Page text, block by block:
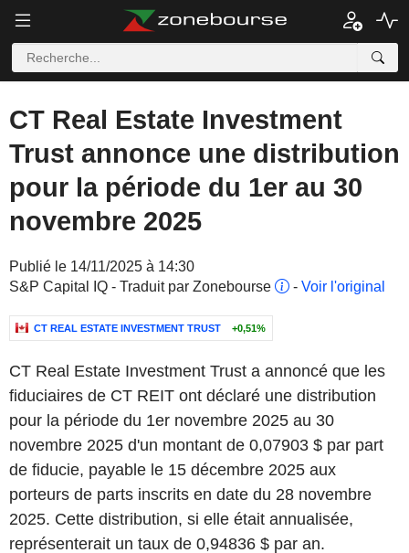
CT Real Estate Investment
Trust annonce une distribution
pour la période du 1er au 30
novembre 2025
Publié le 14/11/2025 à 14:30
S&P Capital IQ - Traduit par Zonebourse
- Voir l'original
CT REAL ESTATE INVESTMENT TRUST +0,51%
CT Real Estate Investment Trust a annoncé que les
fiduciaires de CT REIT ont déclaré une distribution
pour la période du 1er novembre 2025 au 30
novembre 2025 d'un montant de 0,07903 $ par part
de fiducie, payable le 15 décembre 2025 aux
porteurs de parts inscrits en date du 28 novembre
2025. Cette distribution, si elle était annualisée,
représenterait un taux de 0,94836 $ par an.